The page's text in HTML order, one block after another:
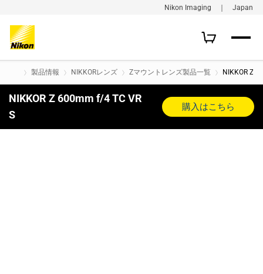
Nikon Imaging ｜ Japan
製品情報 NIKKORレンズ Zマウントレンズ製品一覧 NIKKOR Z
NIKKOR Z 600mm f/4 TC VR
S
購入はこちら